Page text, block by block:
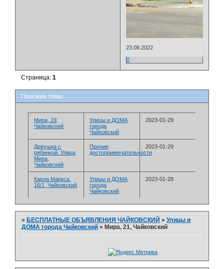
23.08.2022
0
Страница:1
Похожие темы
Мира, 19,
Чайковский
­Улицы и ДОМА
города
Чайковский
2023-01-29
Девушка с
рябинкой. Улица
Мира,
Чайковский
Прочие
достопримечательности
2023-01-29
Карла Маркса,
16/1, Чайковский
­Улицы и ДОМА
города
Чайковский
2023-01-28
»БЕСПЛАТНЫЕ ОБЪЯВЛЕНИЯ ЧАЙКОВСКИЙ »­Улицы и
ДОМА города Чайковский »Мира, 21, Чайковский